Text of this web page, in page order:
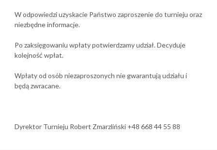
W odpowiedzi uzyskacie Państwo zaproszenie do turnieju oraz
niezbędne informacje.
Po zaksięgowaniu wpłaty potwierdzamy udział. Decyduje
kolejność wpłat.
Wpłaty od osób niezaproszonych nie gwarantują udziału i
będą zwracane.
Dyrektor Turnieju Robert Zmarzliński +48 668 44 55 88